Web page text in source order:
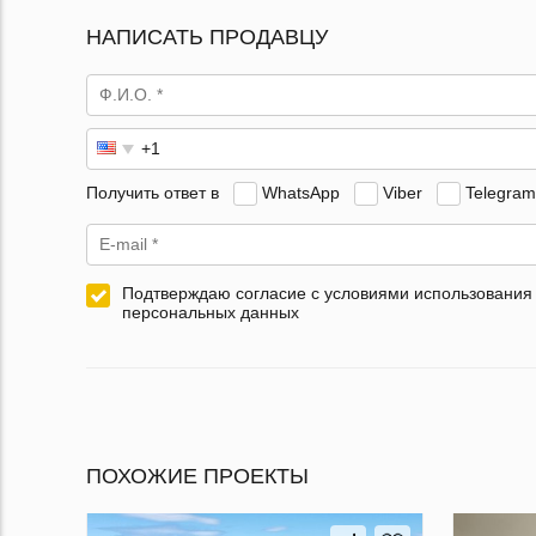
НАПИСАТЬ ПРОДАВЦУ
Получить ответ в WhatsApp Viber Telegram
Подтверждаю согласие с условиями использования
персональных данных
ПОХОЖИЕ ПРОЕКТЫ